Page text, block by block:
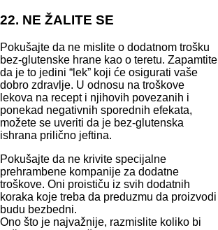
22. NE ŽALITE SE
Pokušajte da ne mislite o dodatnom trošku
bez-glutenske hrane kao o teretu. Zapamtite
da je to jedini “lek” koji će osigurati vaše
dobro zdravlje. U odnosu na troškove
lekova na recept i njihovih povezanih i
ponekad negativnih sporednih efekata,
možete se uveriti da je bez-glutenska
ishrana prilično jeftina.
Pokušajte da ne krivite specijalne
prehrambene kompanije za dodatne
troškove. Oni proističu iz svih dodatnih
koraka koje treba da preduzmu da proizvodi
budu bezbedni.
Ono što je najvažnije, razmislite koliko bi